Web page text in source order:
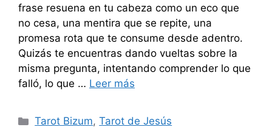
frase resuena en tu cabeza como un eco que
no cesa, una mentira que se repite, una
promesa rota que te consume desde adentro.
Quizás te encuentras dando vueltas sobre la
misma pregunta, intentando comprender lo que
falló, lo que … Leer más
Categorías
Tarot Bizum,Tarot de Jesús